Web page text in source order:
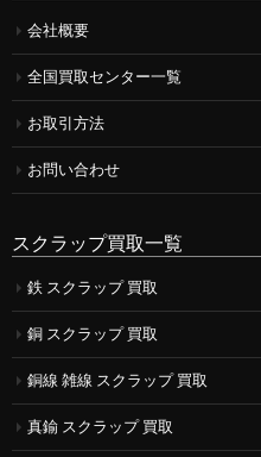
会社概要
全国買取センター一覧
お取引方法
お問い合わせ
スクラップ買取一覧
鉄 スクラップ 買取
銅 スクラップ 買取
銅線 雑線 スクラップ 買取
真鍮 スクラップ 買取